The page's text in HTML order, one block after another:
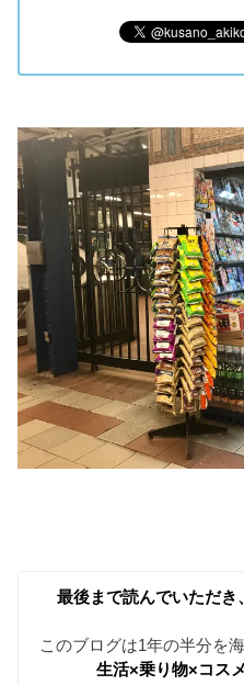
最後まで読んでいただき
このブログは1年の半分を
生活×乗り物×コスメ